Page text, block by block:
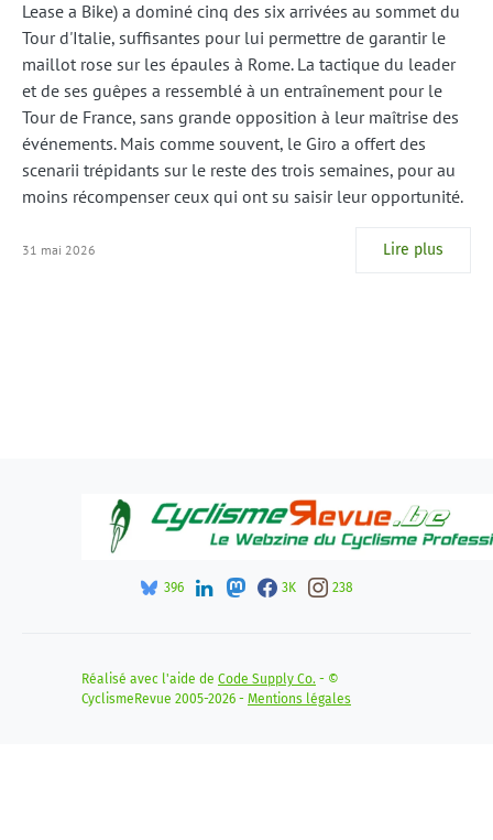
Lease a Bike) a dominé cinq des six arrivées au sommet du
Tour d'Italie, suffisantes pour lui permettre de garantir le
maillot rose sur les épaules à Rome. La tactique du leader
et de ses guêpes a ressemblé à un entraînement pour le
Tour de France, sans grande opposition à leur maîtrise des
événements. Mais comme souvent, le Giro a offert des
scenarii trépidants sur le reste des trois semaines, pour au
moins récompenser ceux qui ont su saisir leur opportunité.
31 mai 2026 Lire plus
396 3K 238
Réalisé avec l'aide de Code Supply Co. - ©
CyclismeRevue 2005-2026 - Mentions légales